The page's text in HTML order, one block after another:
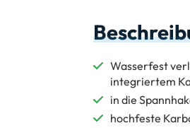
Wasserfest
integriertem
in die
hochfeste